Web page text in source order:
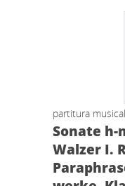
partitura
Sonate h-
Walzer I.